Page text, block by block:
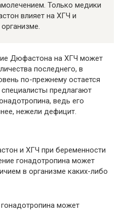
Только медики
влияет на ХГЧ и
Дюфастона на ХГЧ может
последнего, в
по-прежнему остается
специалисты предлагают
ведь его
нежели дефицит.
и ХГЧ при беременности
гонадотропина может
в организме каких-либо
может